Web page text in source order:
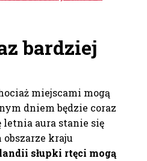
bardziej
miejscami mogą
dniem będzie coraz
letnia aura stanie się
kraju
słupki rtęci mogą